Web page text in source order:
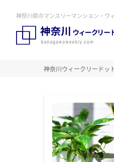
神奈川県のマンスリーマンション・ウ
神奈川ウィークリードッ